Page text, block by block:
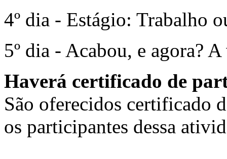
4º dia - Estágio: Trabalho
5º dia - Acabou, e agora?
Haverá certificado de
São oferecidos certificado
os participantes dessa